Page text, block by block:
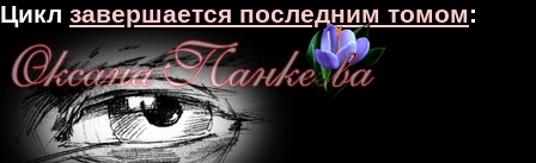
Цикл завершается последним томом: